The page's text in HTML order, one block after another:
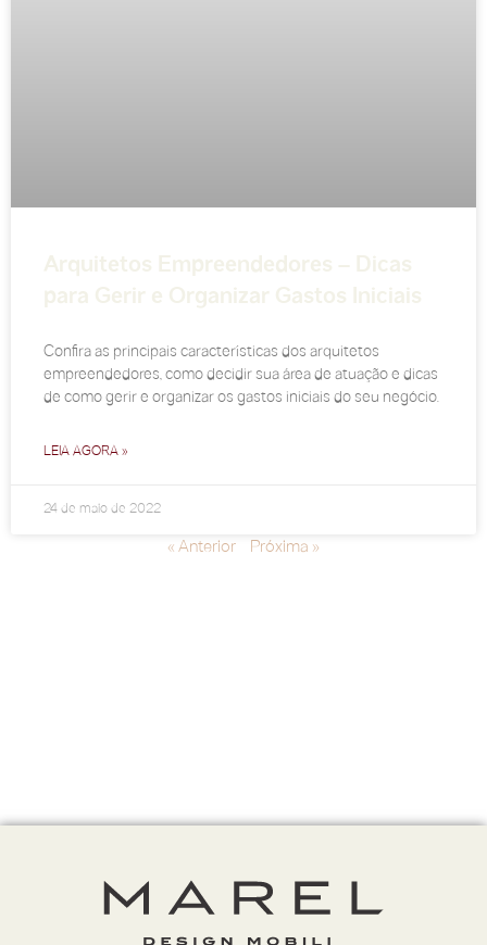
Arquitetos Empreendedores – Dicas
para Gerir e Organizar Gastos Iniciais
Confira as principais características dos arquitetos
empreendedores, como decidir sua área de atuação e dicas
de como gerir e organizar os gastos iniciais do seu negócio.
LEIA AGORA »
24 de maio de 2022
« Anterior Próxima »